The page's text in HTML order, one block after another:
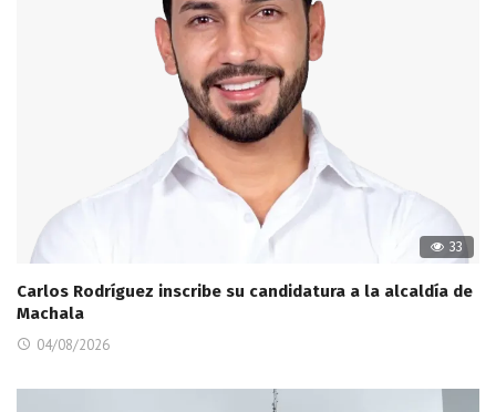
33
Carlos Rodríguez inscribe su candidatura a la alcaldía de
Machala
04/08/2026